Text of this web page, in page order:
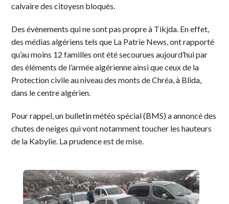
calvaire des citoyesn bloqués.
Des évènements qui ne sont pas propre à Tikjda. En effet,
des médias algériens tels que La Patrie News, ont rapporté
qu’au moins 12 familles ont été secourues aujourd’hui par
des éléments de l’armée algérienne ainsi que ceux de la
Protection civile au niveau des monts de Chréa, à Blida,
dans le centre algérien.
Pour rappel, un bulletin météo spécial (BMS) a annoncé des
chutes de neiges qui vont notamment toucher les hauteurs
de la Kabylie. La prudence est de mise.